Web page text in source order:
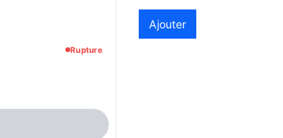
Rupture
Ajouter